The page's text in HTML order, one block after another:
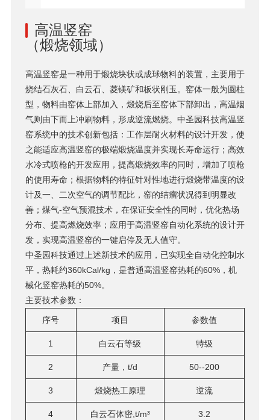
高温竖窑
（煅烧领域）
高温竖窑是一种用于煅烧块状或成球物料的装置，主要用于
烧结石灰石、白云石、菱镁矿和板状刚玉。窑体一般为圆柱
型，物料由窑体上部加入，煅烧后至窑体下部卸出，高温烟
气则由下而上冲刷物料，形成逆流燃烧。中圣园科技高温竖
窑系统中的技术创新包括：工作层耐火材料的设计开发，使
之能适应高温竖窑的极端煅烧温度并实现长寿命运行；高效
水冷式喷枪的开发应用，提高煅烧效率的同时，增加了喷枪
的使用寿命；根据物料的特征针对性地进行煅烧带温度的设
计及一、二次空气的调节配比，窑的结瘤状况得到明显改
善；煤气-空气预混技术，在保证安全性的同时，优化热场
分布、提高燃烧效率；应用于高温竖窑自动化系统的设计开
发，实现高温竖窑的一键启停及无人值守。
中圣园科技通过上述新技术的应用，已实现全自动化控制水
平，热耗约360kCal/kg，是普通高温竖窑热耗的60%，机
械化竖窑热耗的50%。
主要技术参数：
序号 项目 参数值
1 白云石等级 特级
2 产量，t/d 50--200
3 煅烧热工原理 逆流
4 白云石体密,t/m³ 3.2